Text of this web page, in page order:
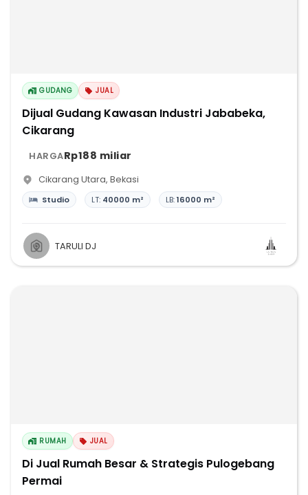
GUDANG JUAL
Dijual Gudang Kawasan Industri Jababeka,
Cikarang
HARGARp188 miliar
Cikarang Utara, Bekasi
Studio LT: 40000 m² LB:16000 m²
TARULI DJ
RUMAH JUAL
Di Jual Rumah Besar & Strategis Pulogebang
Permai